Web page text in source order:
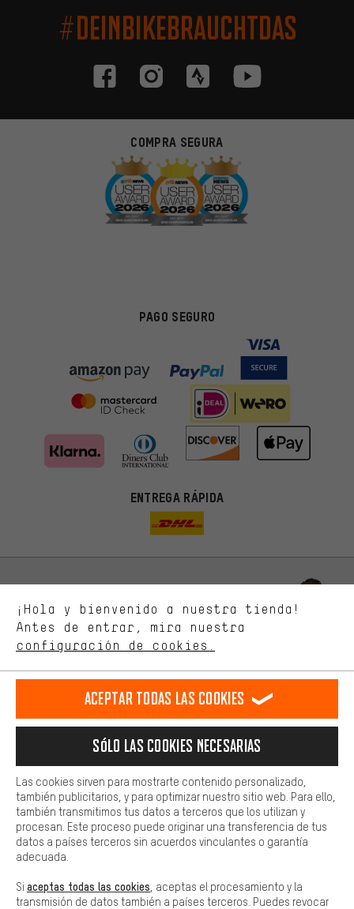
#DEINBIKEBRAUCHTDAS
COMPRA SEGURA
PAGO SEGURO
ENTREGA RÁPIDA
Permítenos asesorarte
Llamada Programada
Nuestra política de privacidad
español
ES english
EN Deutsch
DE français
FR
RESCINDIR EL CONTRATO Comunidad de Aquisgrán Programa de afiliados
Aviso Legal
Plataforma de reportes Reciclaje de baterias
¡Hola y bienvenido a nuestra tienda!
Antes de entrar, mira nuestra
configuración de cookies.
En lugar de publicidad al azar, obtendrás ofertas adecuadas para
ti. Las cookies de marketing nos ayudan a identificar tus
intereses con nuestros socios publicitarios y a mostrarte ofertas
tienda. Con las cookies de rendimiento, puedes influir en la mejora
de nuestro sitio web y nuestra oferta de la tienda con tu
comportamiento de compra.
Más confort
cookies de comodidad, creamos enlaces a plataformas de redes
sociales. Esto nos permite proporcionarle más contenido e
adicionales que le ayudarán a encontrar los productos adecuados.
preguntas de forma rápida y sencilla.
Básica
Las cookies básicas aseguran que puedas usar nuestro sitio web.
Aceptar todas las cookies
Sólo las cookies necesarias
Las cookies sirven para mostrarte contenido personalizado,
también publicitarios, y para optimizar nuestro sitio web. Para ello,
también transmitimos tus datos a terceros que los utilizan y
procesan. Este proceso puede originar una transferencia de tus
datos a países terceros sin acuerdos vinculantes o garantía
adecuada.
Si aceptas todas las cookies , aceptas el procesamiento y la
transmisión de datos también a países terceros. Puedes revocar